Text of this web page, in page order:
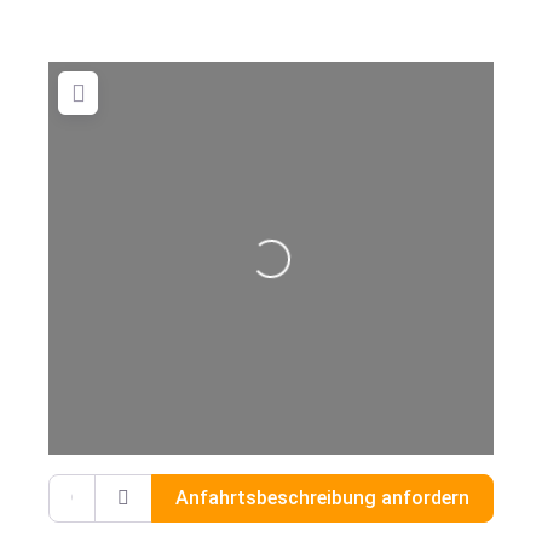
Gib deinen Standort ein.
Anfahrtsbeschreibung anfordern